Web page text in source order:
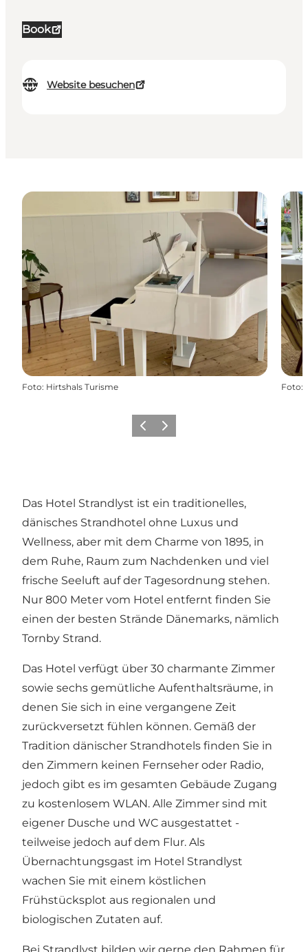
Book
Website besuchen
Foto: Hirtshals Turisme Foto:
ZurückWeiter
Das Hotel Strandlyst ist ein traditionelles,
dänisches Strandhotel ohne Luxus und
Wellness, aber mit dem Charme von 1895, in
dem Ruhe, Raum zum Nachdenken und viel
frische Seeluft auf der Tagesordnung stehen.
Nur 800 Meter vom Hotel entfernt finden Sie
einen der besten Strände Dänemarks, nämlich
Tornby Strand.
Das Hotel verfügt über 30 charmante Zimmer
sowie sechs gemütliche Aufenthaltsräume, in
denen Sie sich in eine vergangene Zeit
zurückversetzt fühlen können. Gemäß der
Tradition dänischer Strandhotels finden Sie in
den Zimmern keinen Fernseher oder Radio,
jedoch gibt es im gesamten Gebäude Zugang
zu kostenlosem WLAN. Alle Zimmer sind mit
eigener Dusche und WC ausgestattet -
teilweise jedoch auf dem Flur. Als
Übernachtungsgast im Hotel Strandlyst
wachen Sie mit einem köstlichen
Frühstücksplot aus regionalen und
biologischen Zutaten auf.